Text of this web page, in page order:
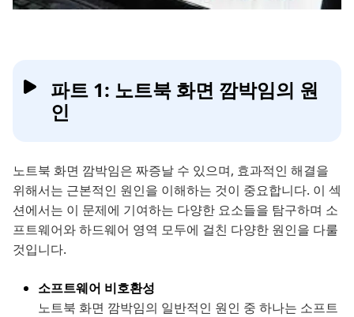
파트 1: 노트북 화면 깜박임의 원
인
노트북 화면 깜박임은 짜증날 수 있으며, 효과적인 해결을
위해서는 근본적인 원인을 이해하는 것이 중요합니다. 이 섹
션에서는 이 문제에 기여하는 다양한 요소들을 탐구하며 소
프트웨어와 하드웨어 영역 모두에 걸친 다양한 원인을 다룰
것입니다.
소프트웨어 비호환성
노트북 화면 깜박임의 일반적인 원인 중 하나는 소프트